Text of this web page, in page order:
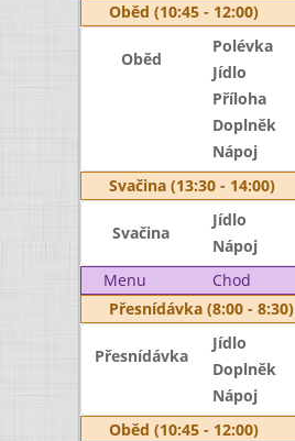
Oběd (10:45 - 12:00)
Oběd
Polévka
Jídlo
Příloha
Doplněk
Nápoj
Svačina (13:30 - 14:00)
Svačina
Jídlo
Nápoj
Menu
Chod
Přesnídávka (8:00 - 8:30)
Přesnídávka
Jídlo
Doplněk
Nápoj
Oběd (10:45 - 12:00)